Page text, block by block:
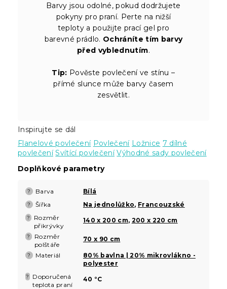
Barvy jsou odolné, pokud dodržujete
pokyny pro praní. Perte na nižší
teploty a použijte prací gel pro
barevné prádlo. Ochráníte tím barvy
před vyblednutím.
Tip: Pověste povlečení ve stínu –
přímé slunce může barvy časem
zesvětlit.
Inspirujte se dál
Flanelové povlečení Povlečení Ložnice 7 dílné
povlečení Svítící povlečení Výhodné sady povlečení
Doplňkové parametry
? Barva Bílá
? Šířka Na jednolůžko, Francouzské
?
Rozměr
přikrývky
140 x 200 cm, 200 x 220 cm
?
Rozměr
polštáře
70 x 90 cm
? Materiál
80% bavlna | 20% mikrovlákno -
polyester
?
Doporučená
teplota praní
40 °C